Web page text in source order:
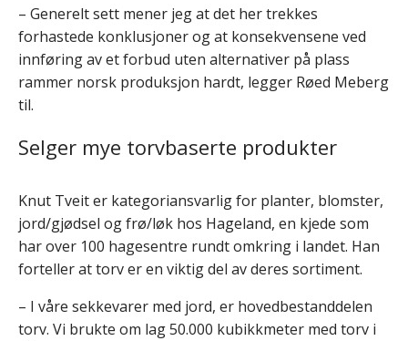
– Generelt sett mener jeg at det her trekkes
forhastede konklusjoner og at konsekvensene ved
innføring av et forbud uten alternativer på plass
rammer norsk produksjon hardt, legger Røed Meberg
til.
Selger mye torvbaserte produkter
Knut Tveit er kategoriansvarlig for planter, blomster,
jord/gjødsel og frø/løk hos Hageland, en kjede som
har over 100 hagesentre rundt omkring i landet. Han
forteller at torv er en viktig del av deres sortiment.
– I våre sekkevarer med jord, er hovedbestanddelen
torv. Vi brukte om lag 50.000 kubikkmeter med torv i